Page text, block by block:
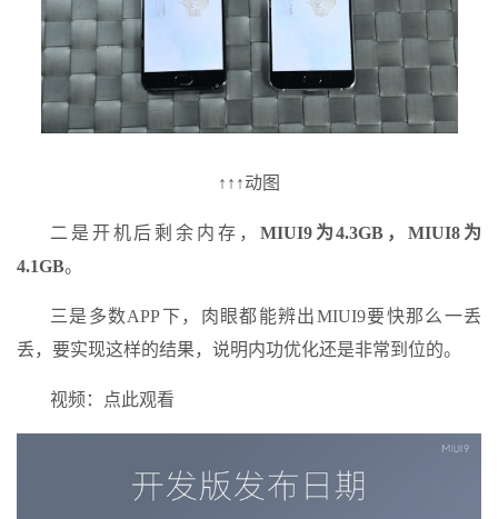
↑↑↑动图
二是开机后剩余内存， MIUI9为4.3GB，MIUI8为
4.1GB。
三是多数APP下，肉眼都能辨出MIUI9要快那么一丢
丢，要实现这样的结果，说明内功优化还是非常到位的。
视频：点此观看